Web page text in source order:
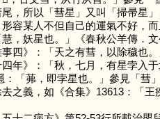
，所以「彗星」又叫「掃帚星
容某人不但自己的運氣不好，
，妖星也。」《春秋公羊傳．
四》：「天之有彗，以除穢也
年》：「秋，七月，有星孛入
「茀，即孛星也。」參見「彗
之義，如《合集》13613：「